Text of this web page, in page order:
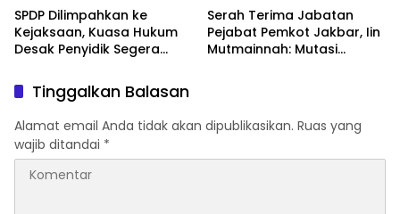
SPDP Dilimpahkan ke
Kejaksaan, Kuasa Hukum
Desak Penyidik Segera
Pengeroyokan
Serah Terima Jabatan
Pejabat Pemkot Jakbar, Iin
Mutmainnah: Mutasi
Tinggalkan Balasan
Alamat email Anda tidak akan dipublikasikan. Ruas yang
wajib ditandai *